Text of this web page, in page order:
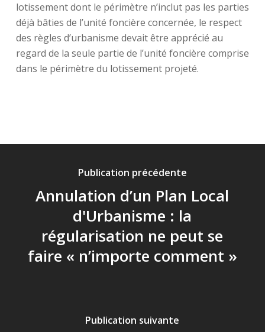
lotissement dont le périmètre n’inclut pas les parties
déjà bâties de l’unité foncière concernée, le respect
des règles d’urbanisme devait être apprécié au
regard de la seule partie de l’unité foncière comprise
dans le périmètre du lotissement projeté.
Publication précédente
Annulation d’un Plan Local
d'Urbanisme : la
régularisation ne peut se
faire « n’importe comment »
Publication suivante